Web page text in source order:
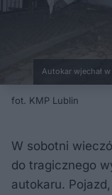
Autokar wjechał
fot. KMP Lublin
W sobotni
do tragicznego
autokaru.